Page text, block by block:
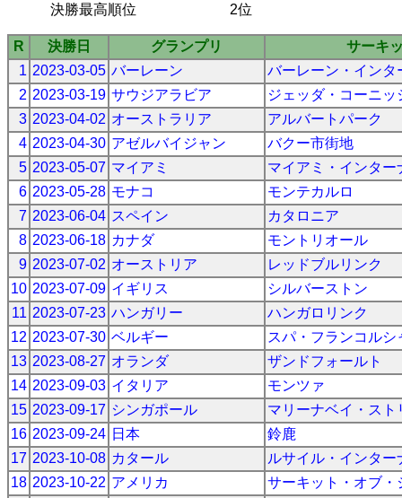
決勝最高順位
2位
R 決勝日 グランプリ
サーキ
1 2023-03-05 バーレーン
バーレーン・インタ
2 2023-03-19 サウジアラビア
ジェッダ・コーニッ
3 2023-04-02 オーストラリア
アルバートパーク
4 2023-04-30 アゼルバイジャン
バクー市街地
5 2023-05-07 マイアミ
マイアミ・インター
6 2023-05-28 モナコ
モンテカルロ
7 2023-06-04 スペイン
カタロニア
8 2023-06-18 カナダ
モントリオール
9 2023-07-02 オーストリア
レッドブルリンク
10 2023-07-09 イギリス
シルバーストン
11 2023-07-23 ハンガリー
ハンガロリンク
12 2023-07-30 ベルギー
スパ・フランコルシ
13 2023-08-27 オランダ
ザンドフォールト
14 2023-09-03 イタリア
モンツァ
15 2023-09-17 シンガポール
マリーナベイ・スト
16 2023-09-24 日本
鈴鹿
17 2023-10-08 カタール
ルサイル・インター
18 2023-10-22 アメリカ
サーキット・オブ・